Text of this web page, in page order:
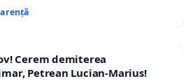
Cerem demiterea
Petrean Lucian-Marius!